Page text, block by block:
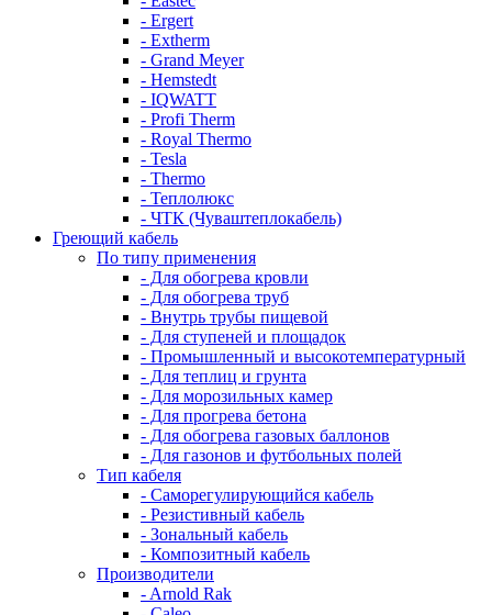
- Ergert
- Extherm
- Grand Meyer
- Hemstedt
- IQWATT
- Profi Therm
- Royal Thermo
- Tesla
- Thermo
- Теплолюкс
- ЧТК (Чуваштеплокабель)
Греющий кабель
По типу применения
- Для обогрева кровли
- Для обогрева труб
- Внутрь трубы пищевой
- Для ступеней и площадок
- Промышленный и высокотемпературный
- Для теплиц и грунта
- Для морозильных камер
- Для прогрева бетона
- Для обогрева газовых баллонов
- Для газонов и футбольных полей
Тип кабеля
- Саморегулирующийся кабель
- Резистивный кабель
- Зональный кабель
- Композитный кабель
Производители
- Arnold Rak